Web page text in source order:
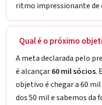
ritmo impressionante de
Qual é o próximo
A meta declarada pelo
é alcançar60 mil sócios.
objetivo é chegar a 60
dos 50 mil e sabemos da